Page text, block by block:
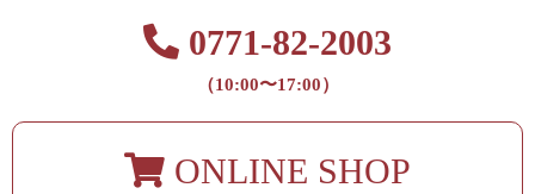
0771-82-2003
（10:00〜17:00）
ONLINE SHOP